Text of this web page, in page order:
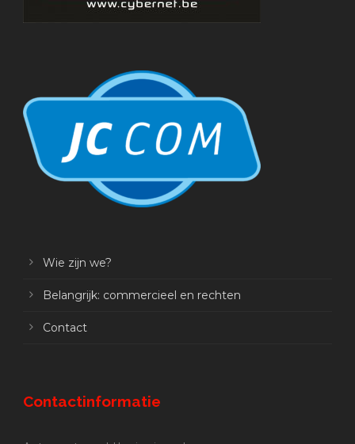
Wie zijn we?
Belangrijk: commercieel en rechten
Contact
Contactinformatie